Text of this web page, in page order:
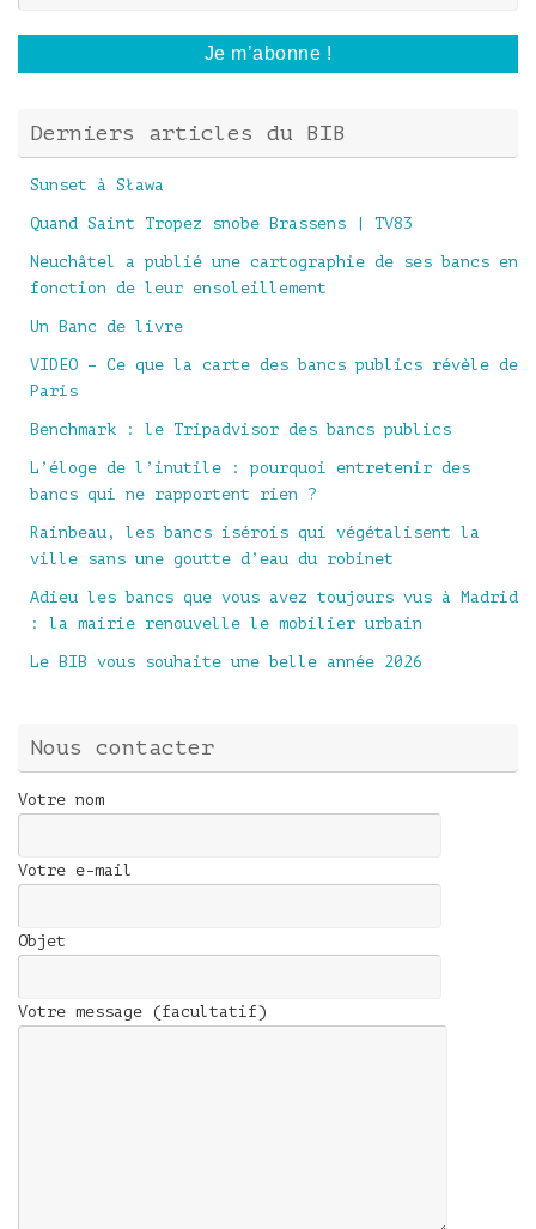
Derniers articles du BIB
Sunset à Sława
Quand Saint Tropez snobe Brassens | TV83
Neuchâtel a publié une cartographie de ses bancs en
fonction de leur ensoleillement
Un Banc de livre
VIDEO – Ce que la carte des bancs publics révèle de
Paris
Benchmark : le Tripadvisor des bancs publics
L’éloge de l’inutile : pourquoi entretenir des
bancs qui ne rapportent rien ?
Rainbeau, les bancs isérois qui végétalisent la
ville sans une goutte d’eau du robinet
Adieu les bancs que vous avez toujours vus à Madrid
: la mairie renouvelle le mobilier urbain
Le BIB vous souhaite une belle année 2026
Nous contacter
Votre nom
Votre e-mail
Objet
Votre message (facultatif)